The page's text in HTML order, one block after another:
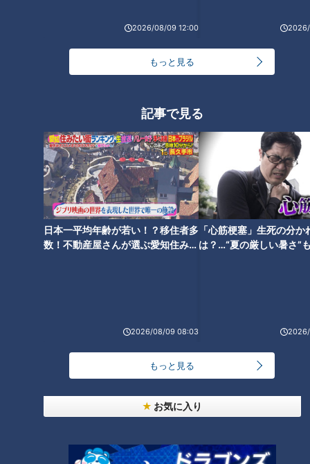
2026/08/09 12:00
もっと見る
記事で見る
日本一平均年齢が若い！？移住者多
数！不動産屋さんが選ぶ愛知住みた
2026/08/09 08:03
「心筋梗塞」生死の分か
は？…“夏の厳しい暑さ”
もっと見る
お気に入り
てけがをしやすい「ゆる足首」の可能性があるそうです。
□つまずいたり転んだりしやすい
□繰り返し足首をひねる
□階段や坂道を下るのが不安
□ヒール靴で歩くのが苦手になった
足首のゆるみについて
＜足首のゆるみと「じん帯」の関係＞
先生によると、足首のゆるみの原因で最も多いのが「じん帯の
ゆるみ」。足首は、骨・関節・筋肉・じん帯が複雑に連携し、
し、じん帯がゆるむと、関節の安定が保てなくなり足首が不安
＜じん帯がゆるんでしまう原因は？＞
じん帯がゆるむ大きな要因は、ねんざやケガ。「ねんざ」と
は、じん帯が過度に伸ばされて傷ついてしまうケガのこと。足
け」と思われがちですが、じん帯を損傷している状態で、重症